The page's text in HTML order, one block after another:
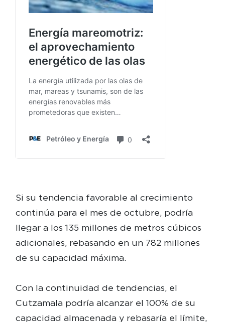
Si su tendencia favorable al crecimiento
continúa para el mes de octubre, podría
llegar a los 135 millones de metros cúbicos
adicionales, rebasando en un 782 millones
de su capacidad máxima.
Con la continuidad de tendencias, el
Cutzamala podría alcanzar el 100% de su
capacidad almacenada y rebasaría el límite,